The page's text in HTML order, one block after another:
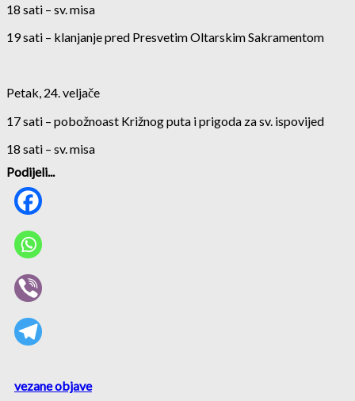
18 sati – sv. misa
19 sati – klanjanje pred Presvetim Oltarskim Sakramentom
Petak, 24. veljače
17 sati – pobožnoast Križnog puta i prigoda za sv. ispovijed
18 sati – sv. misa
Podijeli...
vezane objave